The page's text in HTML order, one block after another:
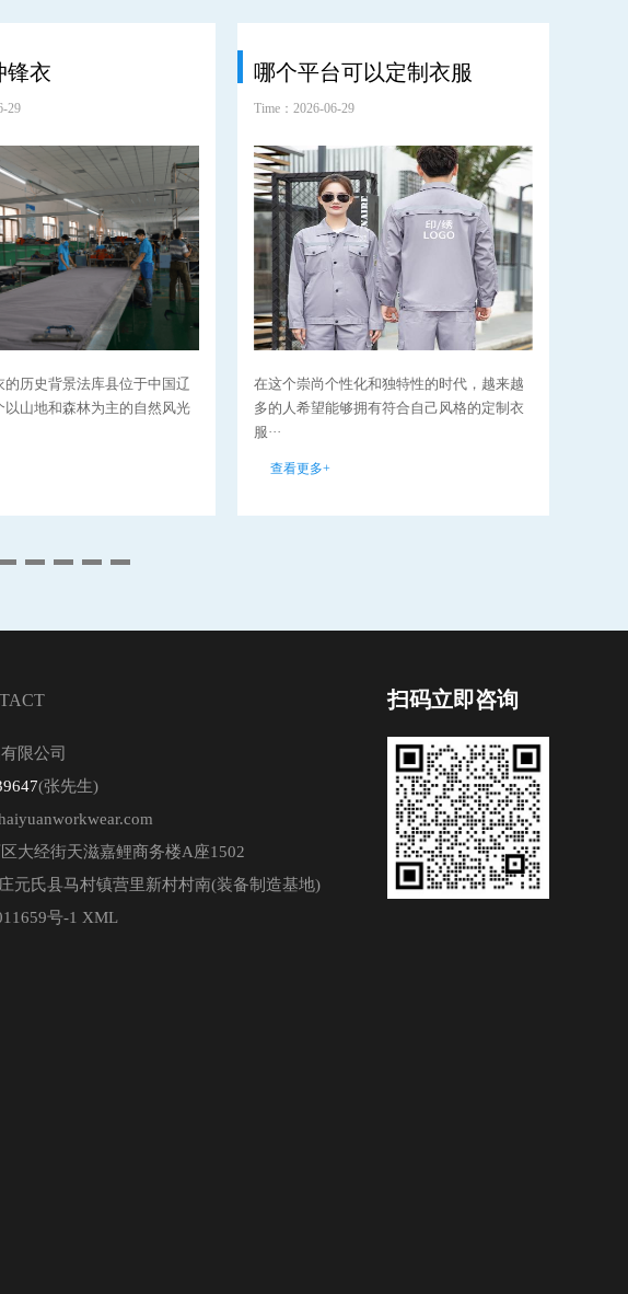
锋衣
29
的历史背景法库县位于中国辽
以山地和森林为主的自然风光
哪个平台可以定制衣服
Time：2026-06-29
在这个崇尚个性化和独特性的时代，越来越
多的人希望能够拥有符合自己风格的定制衣
服···
查看更多+
限公司
(张先生)
大经街天滋嘉鲤商务楼A座1502
元氏县马村镇营里新村村南(装备制造基地)
号-1 XML
扫码立即咨询